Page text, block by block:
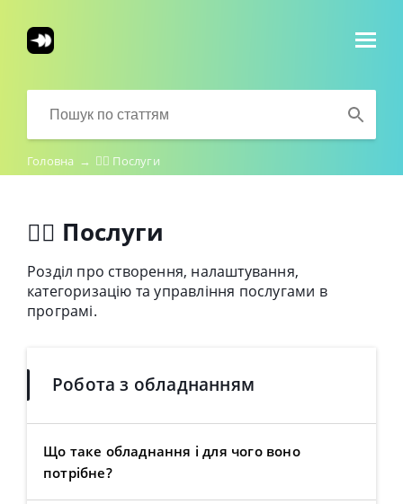
Головна → 💇‍♀️ Послуги
💇‍♀️ Послуги
Розділ про створення, налаштування,
категоризацію та управління послугами в
програмі.
Робота з обладнанням
Що таке обладнання і для чого воно
потрібне?